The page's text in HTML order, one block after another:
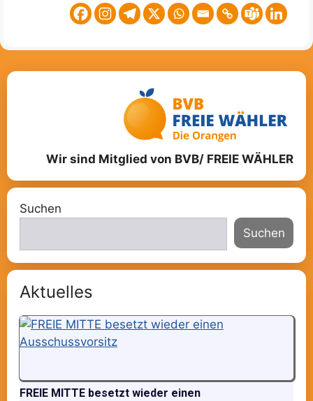
Wir sind Mitglied von BVB/ FREIE WÄHLER
Suchen
Suchen
Aktuelles
FREIE MITTE besetzt wieder einen